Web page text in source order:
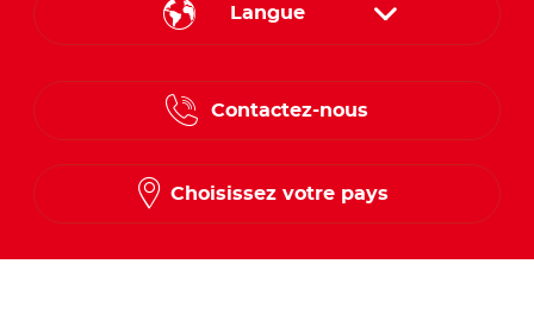
Langue
French
Contactez-nous
Choisissez votre pays